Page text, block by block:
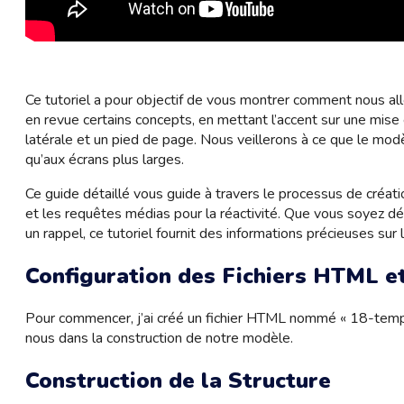
Ce tutoriel a pour objectif de vous montrer comment nous
en revue certains concepts, en mettant l’accent sur une
latérale et un pied de page. Nous veillerons à ce que le
qu’aux écrans plus larges.
Ce guide détaillé vous guide à travers le processus de
et les requêtes médias pour la réactivité. Que vous soyez
un rappel, ce tutoriel fournit des informations précieuses
Configuration des Fichiers HTML
Pour commencer, j’ai créé un fichier HTML nommé « 18-
nous dans la construction de notre modèle.
Construction de la Structure